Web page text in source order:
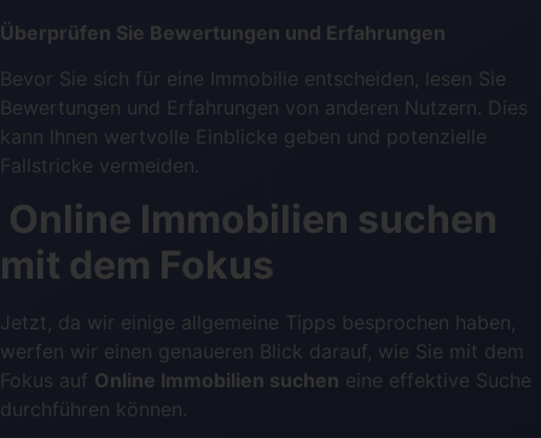
Überprüfen Sie Bewertungen und Erfahrungen
Bevor Sie sich für eine Immobilie entscheiden, lesen Sie
Bewertungen und Erfahrungen von anderen Nutzern. Dies
kann Ihnen wertvolle Einblicke geben und potenzielle
Fallstricke vermeiden.
Online Immobilien suchen
mit dem Fokus
Jetzt, da wir einige allgemeine Tipps besprochen haben,
werfen wir einen genaueren Blick darauf, wie Sie mit dem
Fokus auf Online Immobilien suchen eine effektive Suche
durchführen können.